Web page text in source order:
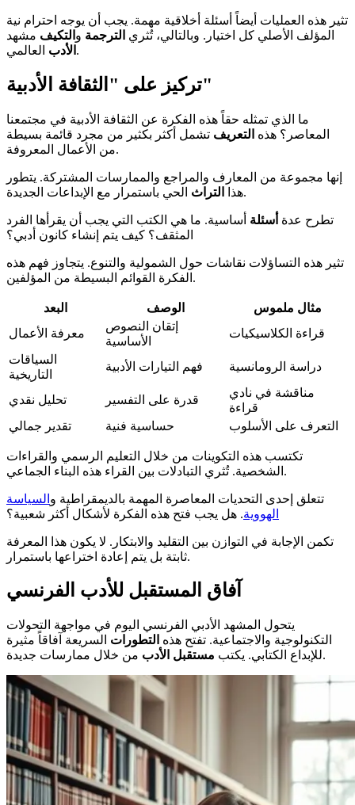
تثير هذه العمليات أيضاً أسئلة أخلاقية مهمة. يجب أن يوجه احترام نية
المؤلف الأصلي كل اختيار. وبالتالي، تُثري الترجمة و التكيف مشهد
الأدب العالمي.
تركيز على "الثقافة الأدبية"
ما الذي تمثله حقاً هذه الفكرة عن الثقافة الأدبية في مجتمعنا
المعاصر؟ هذه التعريف تشمل أكثر بكثير من مجرد قائمة بسيطة
من الأعمال المعروفة.
إنها مجموعة من المعارف والمراجع والممارسات المشتركة. يتطور
هذا
التراث الحي باستمرار مع الإبداعات الجديدة.
تطرح عدة أسئلة أساسية. ما هي الكتب التي يجب أن يقرأها الفرد
المثقف؟ كيف يتم إنشاء كانون أدبي؟
تثير هذه التساؤلات نقاشات حول الشمولية والتنوع. يتجاوز فهم هذه
الفكرة القوائم البسيطة من المؤلفين.
البعد الوصف
مثال ملموس
معرفة الأعمال
إتقان النصوص
الأساسية
قراءة الكلاسيكيات
السياقات
التاريخية
فهم التيارات الأدبية دراسة الرومانسية
تحليل نقدي قدرة على التفسير
مناقشة في نادي
قراءة
تقدير جمالي
حساسية فنية التعرف على الأسلوب
تكتسب هذه التكوينات من خلال التعليم الرسمي والقراءات
الشخصية. تُثري التبادلات بين القراء هذه البناء الجماعي.
تتعلق إحدى التحديات المعاصرة المهمة بالديمقراطية و السياسة
الهووية. هل يجب فتح هذه الفكرة لأشكال أكثر شعبية؟
تكمن الإجابة في التوازن بين التقليد والابتكار. لا يكون هذا المعرفة
ثابتة بل يتم إعادة اختراعها باستمرار.
آفاق المستقبل للأدب الفرنسي
يتحول المشهد الأدبي الفرنسي اليوم في مواجهة التحولات
التكنولوجية والاجتماعية. تفتح هذه التطورات السريعة آفاقاً مثيرة
للإبداع الكتابي. يكتب مستقبل الأدب من خلال ممارسات جديدة.